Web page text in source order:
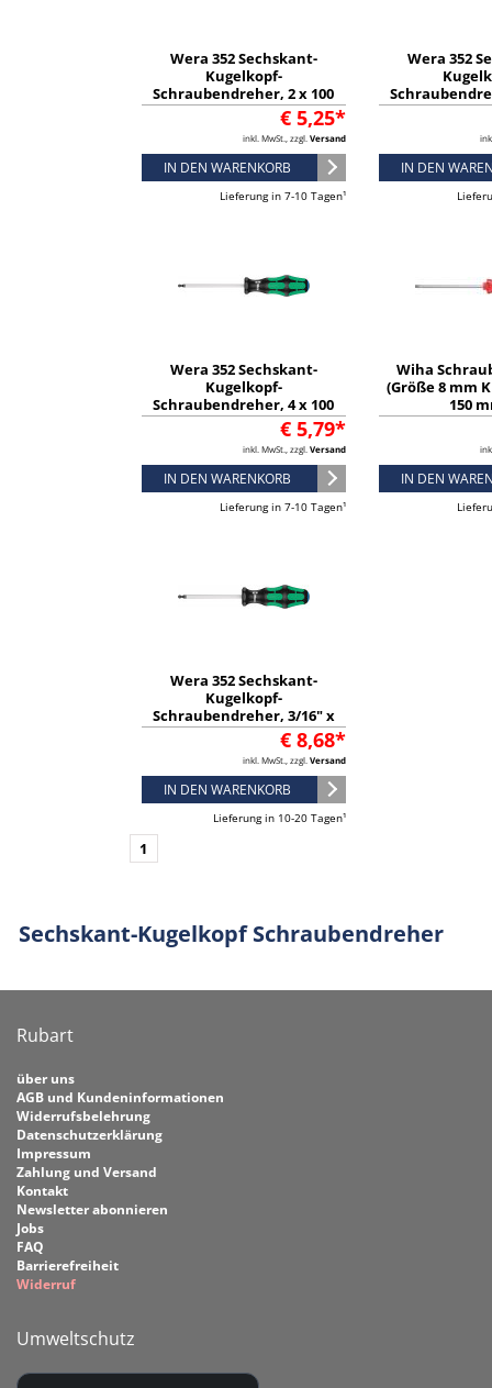
Wera 352 Sechskant-
Kugelkopf-
Schraubendreher, 2 x 100
mm - 05022800001€ 5,25*
inkl. MwSt., zzgl. Versand
IN DEN WARENKORB
Lieferung in 7-10 Tagen¹
Wera 352
mm -
IN DEN
Wera 352 Sechskant-
Kugelkopf-
Schraubendreher, 4 x 100
mm - 05022810001€ 5,79*
inkl. MwSt., zzgl. Versand
IN DEN WARENKORB
Lieferung in 7-10 Tagen¹
Wiha
(Größe 8 mm
150
IN DEN
Wera 352 Sechskant-
Kugelkopf-
Schraubendreher, 3/16" x
100 mm - 05022910001
€ 8,68*
inkl. MwSt., zzgl. Versand
IN DEN WARENKORB
Lieferung in 10-20 Tagen¹
1
Sechskant-Kugelkopf Schraubendreher
Rubart
über uns
AGB und Kundeninformationen
Widerrufsbelehrung
Datenschutzerklärung
Impressum
Zahlung und Versand
Kontakt
Newsletter abonnieren
Jobs
FAQ
Barrierefreiheit
Widerruf
Umweltschutz